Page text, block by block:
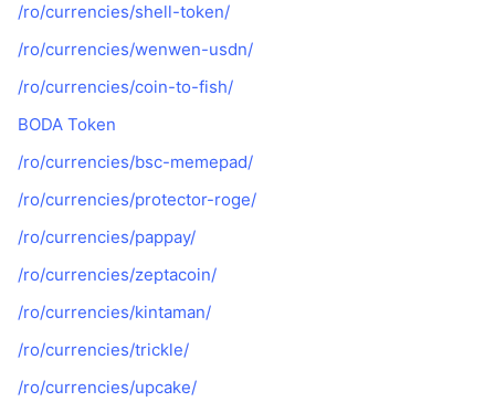
/ro/currencies/shell-token/
/ro/currencies/wenwen-usdn/
/ro/currencies/coin-to-fish/
BODA Token
/ro/currencies/bsc-memepad/
/ro/currencies/protector-roge/
/ro/currencies/pappay/
/ro/currencies/zeptacoin/
/ro/currencies/kintaman/
/ro/currencies/trickle/
/ro/currencies/upcake/